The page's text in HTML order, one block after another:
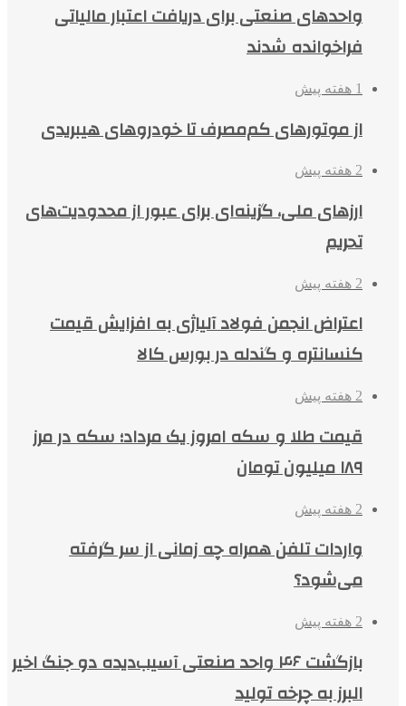
واحدهای صنعتی برای دریافت اعتبار مالیاتی
فراخوانده شدند
1 هفته پیش
از موتورهای کم‌مصرف تا خودروهای هیبریدی
2 هفته پیش
ارزهای ملی، گزینه‌ای برای عبور از محدودیت‌های
تحریم
2 هفته پیش
اعتراض انجمن فولاد آلیاژی به افزایش قیمت
کنسانتره و گندله در بورس کالا
2 هفته پیش
قیمت طلا و سکه امروز یک مرداد؛ سکه در مرز
۱۸۹ میلیون تومان
2 هفته پیش
واردات تلفن همراه چه زمانی از سر گرفته
می‌شود؟
2 هفته پیش
بازگشت ۴۶ واحد صنعتی آسیب‌دیده دو جنگ اخیر
البرز به چرخه تولید